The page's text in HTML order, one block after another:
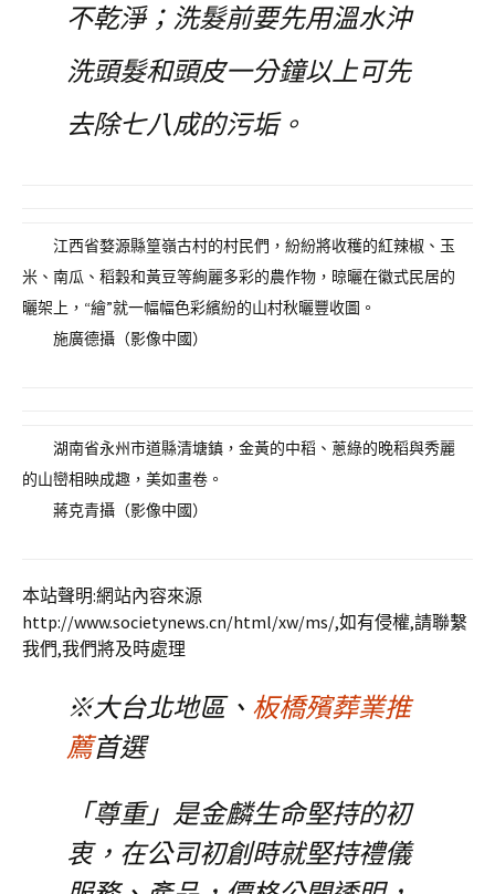
不乾淨；洗髮前要先用溫水沖
洗頭髮和頭皮一分鐘以上可先
去除七八成的污垢。
江西省婺源縣篁嶺古村的村民們，紛紛將收穫的紅辣椒、玉
米、南瓜、稻穀和黃豆等絢麗多彩的農作物，晾曬在徽式民居的
曬架上，“繪”就一幅幅色彩繽紛的山村秋曬豐收圖。
施廣德攝（影像中國）
湖南省永州市道縣清塘鎮，金黃的中稻、蔥綠的晚稻與秀麗
的山巒相映成趣，美如畫卷。
蔣克青攝（影像中國）
本站聲明:網站內容來源
http://www.societynews.cn/html/xw/ms/,如有侵權,請聯繫
我們,我們將及時處理
※大台北地區、 板橋殯葬業推
薦首選
「尊重」是金麟生命堅持的初
衷，在公司初創時就堅持禮儀